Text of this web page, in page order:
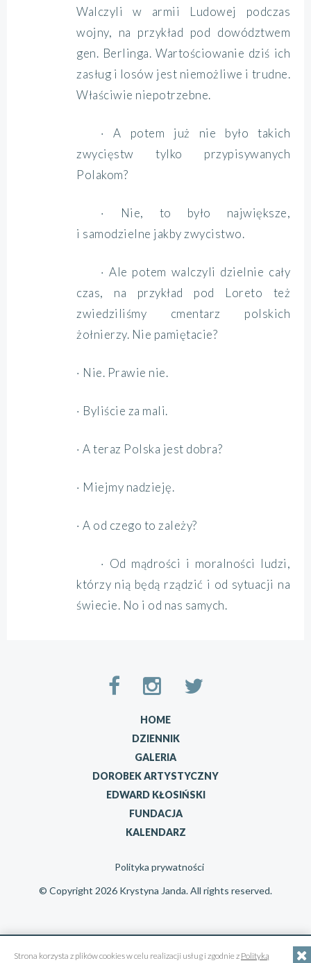
Walczyli w armii Ludowej podczas
wojny, na przykład pod dowództwem
gen. Berlinga. Wartościowanie dziś ich
zasług i losów jest niemożliwe i trudne.
Właściwie niepotrzebne.
· A potem już nie było takich
zwycięstw tylko przypisywanych
Polakom?
· Nie, to było największe,
i samodzielne jakby zwycistwo.
· Ale potem walczyli dzielnie cały
czas, na przykład pod Loreto też
zwiedziliśmy cmentarz polskich
żołnierzy. Nie pamiętacie?
· Nie. Prawie nie.
· Byliście za mali.
· A teraz Polska jest dobra?
· Miejmy nadzieję.
· A od czego to zależy?
· Od mądrości i moralności ludzi,
którzy nią będą rządzić i od sytuacji na
świecie. No i od nas samych.
HOME
DZIENNIK
GALERIA
DOROBEK ARTYSTYCZNY
EDWARD KŁOSIŃSKI
FUNDACJA
KALENDARZ
Polityka prywatności
© Copyright 2026 Krystyna Janda. All rights reserved.
Strona korzysta z plików cookies w celu realizacji usług i zgodnie z Polityką